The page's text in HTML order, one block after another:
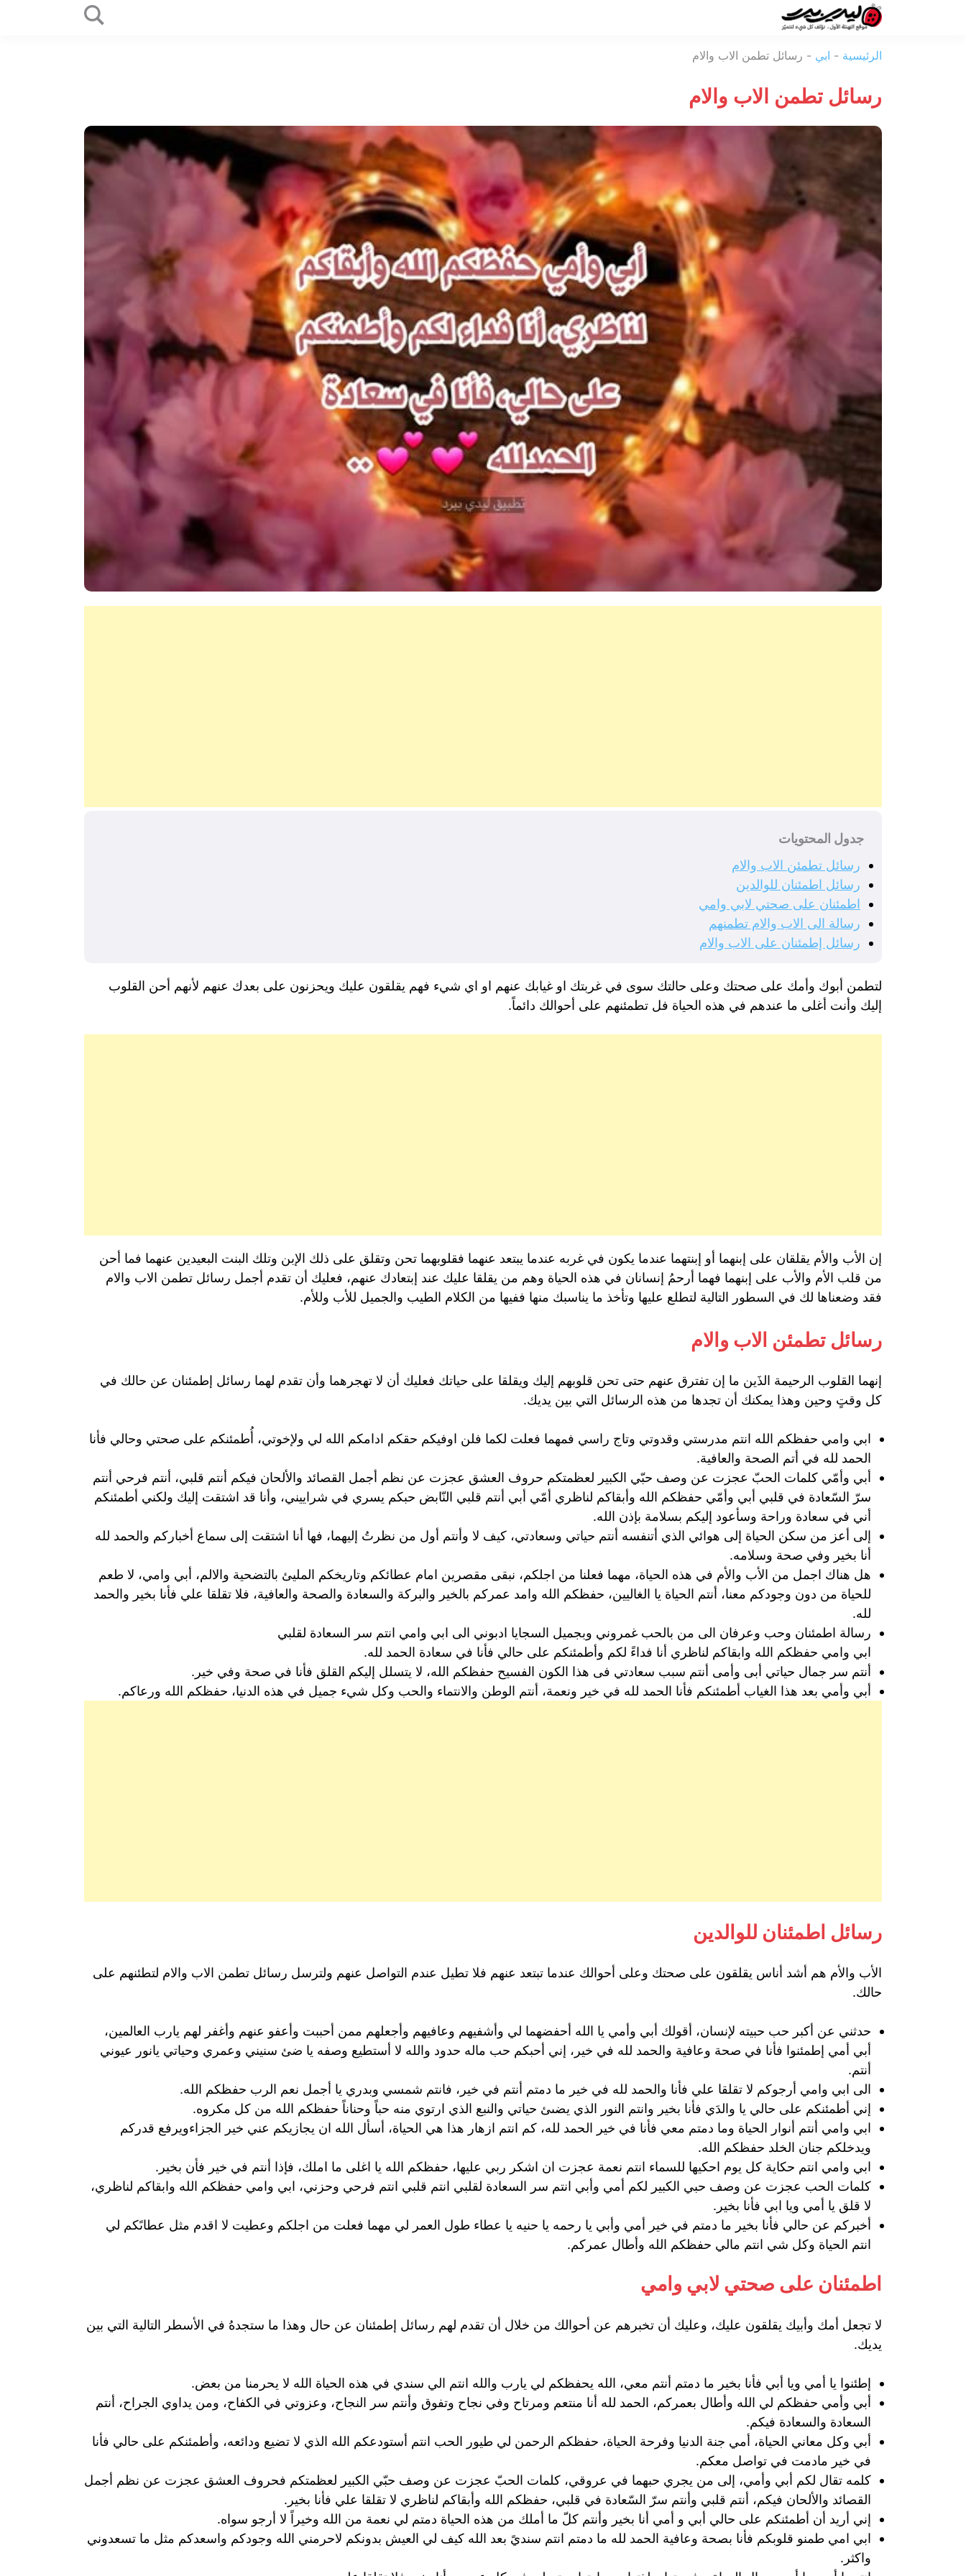
بيرد
الرئيسية - ابي - رسائل تطمن الاب والام
رسائل تطمن الاب والام
جدول المحتويات
رسائل تطمئن الاب والام
رسائل اطمئنان للوالدين
اطمئنان على صحتي لابي وامي
رسالة الى الاب والام تطمنهم
رسائل إطمئنان على الاب والام
لتطمن أبوك وأمك على صحتك وعلى حالتك سوى في غربتك او غيابك عنهم او اي شيء فهم يقلقون عليك ويحزنون على بعدك عنهم لأنهم أحن القلوب
إليك وأنت أغلى ما عندهم في هذه الحياة فل تطمئنهم على أحوالك دائماً.
إن الأب والأم يقلقان على إبنهما أو إبنتهما عندما يكون في غربه عندما يبتعد عنهما فقلوبهما تحن وتقلق على ذلك الإبن وتلك البنت البعيدين عنهما فما أحن
من قلب الأم والأب على إبنهما فهما أرحمُ إنسانان في هذه الحياة وهم من يقلقا عليك عند إبتعادك عنهم، فعليك أن تقدم أجمل رسائل تطمن الاب والام
فقد وضعناها لك في السطور التالية لتطلع عليها وتأخذ ما يناسبك منها ففيها من الكلام الطيب والجميل للأب وللأم.
رسائل تطمئن الاب والام
إنهما القلوب الرحيمة الذَين ما إن تفترق عنهم حتى تحن قلوبهم إليك ويقلقا على حياتك فعليك أن لا تهجرهما وأن تقدم لهما رسائل إطمئنان عن حالك في
كل وقتٍ وحين وهذا يمكنك أن تجدها من هذه الرسائل التي بين يديك.
ابي وامي حفظكم الله انتم مدرستي وقدوتي وتاج راسي فمهما فعلت لكما فلن اوفيكم حقكم ادامكم الله لي ولإخوتي، أُطمئنكم على صحتي وحالي فأنا
الحمد لله في أتم الصحة والعافية.
أبي وأمّي كلمات الحبّ عجزت عن وصف حبّي الكبير لعظمتكم حروف العشق عجزت عن نظم أجمل القصائد والألحان فيكم أنتم قلبي، أنتم فرحي أنتم
سرّ السّعادة في قلبي أبي وأمّي حفظكم الله وأبقاكم لناظري أمّي أبي أنتم قلبي النّابض حبكم يسري في شراييني، وأنا قد اشتقت إليك ولكني أطمئنكم
أني في سعادة وراحة وسأعود إليكم بسلامة بإذن الله.
إلى أعز من سكن الحياة إلى هوائي الذي أتنفسه أنتم حياتي وسعادتي، كيف لا وأنتم أول من نظرتُ إليهما، فها أنا اشتقت إلى سماع أخباركم والحمد لله
أنا بخير وفي صحة وسلامه.
هل هناك اجمل من الأب والأم في هذه الحياة، مهما فعلنا من اجلكم، نبقى مقصرين امام عطائكم وتاريخكم المليئ بالتضحية والالم، أبي وامي، لا طعم
للحياة من دون وجودكم معنا، أنتم الحياة يا الغاليين، حفظكم الله وامد عمركم بالخير والبركة والسعادة والصحة والعافية، فلا تقلقا علي فأنا بخير والحمد
لله.
رسالة اطمئنان وحب وعرفان الى من بالحب غمروني وبجميل السجايا ادبوني الى ابي وامي انتم سر السعادة لقلبي
ابي وامي حفظكم الله وابقاكم لناظري أنا فداءً لكم وأطمئنكم على حالي فأنا في سعادة الحمد لله.
أنتم سر جمال حياتي أبى وأمى أنتم سبب سعادتي فى هذا الكون الفسيح حفظكم الله، لا يتسلل إليكم القلق فأنا في صحة وفي خير.
أبي وأمي بعد هذا الغياب أطمئنكم فأنا الحمد لله في خير ونعمة، أنتم الوطن والانتماء والحب وكل شيء جميل في هذه الدنيا، حفظكم الله ورعاكم.
رسائل اطمئنان للوالدين
الأب والأم هم أشد أناس يقلقون على صحتك وعلى أحوالك عندما تبتعد عنهم فلا تطيل عندم التواصل عنهم ولترسل رسائل تطمن الاب والام لتطئنهم على
حالك.
حدثني عن أكبر حب حبيته لإنسان، أقولك أبي وأمي يا الله أحفضهما لي وأشفيهم وعافيهم وأجعلهم ممن أحببت وأعفو عنهم وأغفر لهم يارب العالمين،
أبي أمي إطمئنوا فأنا في صحة وعافية والحمد لله في خير، إني أحبكم حب ماله حدود والله لا أستطيع وصفه يا ضئ سنيني وعمري وحياتي يانور عيوني
أنتم.
الى ابي وامي أرجوكم لا تقلقا علي فأنا والحمد لله في خير ما دمتم أنتم في خير، فانتم شمسي وبدري يا أجمل نعم الرب حفظكم الله.
إني أطمئنكم على حالي يا والدَي فأنا بخير وانتم النور الذي يضىئ حياتي والنبع الذي ارتوي منه حباً وحناناً حفظكم الله من كل مكروه.
ابي وامي أنتم أنوار الحياة وما دمتم معي فأنا في خير الحمد لله، كم انتم ازهار هذا هي الحياة، أسأل الله ان يجازيكم عني خير الجزاءويرفع قدركم
ويدخلكم جنان الخلد حفظكم الله.
ابي وامي انتم حكاية كل يوم احكيها للسماء انتم نعمة عجزت ان اشكر ربي عليها، حفظكم الله يا اغلى ما املك، فإذا أنتم في خير فأن بخير.
كلمات الحب عجزت عن وصف حبي الكبير لكم أمي وأبي انتم سر السعادة لقلبي انتم قلبي انتم فرحي وحزني، ابي وامي حفظكم الله وابقاكم لناظري،
لا قلق يا أمي ويا ابي فأنا بخير.
أخبركم عن حالي فأنا بخير ما دمتم في خير أمي وأبي يا رحمه يا حنيه يا عطاء طول العمر لي مهما فعلت من اجلكم وعطيت لا اقدم مثل عطاىًكم لي
انتم الحياة وكل شي انتم مالي حفظكم الله وأطال عمركم.
اطمئنان على صحتي لابي وامي
لا تجعل أمك وأبيك يقلقون عليك، وعليك أن تخبرهم عن أحوالك من خلال أن تقدم لهم رسائل إطمئنان عن حال وهذا ما ستجدهُ في الأسطر التالية التي بين
يديك.
إطئنوا يا أمي ويا أبي فأنا بخير ما دمتم أنتم معي، الله يحفظكم لي يارب والله انتم الي سندي في هذه الحياة الله لا يحرمنا من بعض.
أبي وأمي حفظكم لي الله وأطال بعمركم، الحمد لله أنا منتعم ومرتاح وفي نجاح وتفوق وأنتم سر النجاح، وعزوتي في الكفاح، ومن يداوي الجراح، أنتم
السعادة والسعادة فيكم.
أبي وكل معاني الحياة، أمي جنة الدنيا وفرحة الحياة، حفظكم الرحمن لي طيور الحب انتم أستودعكم الله الذي لا تضيع ودائعه، وأطمئنكم على حالي فأنا
في خير مادمت في تواصل معكم.
كلمه تقال لكم أبي وأمي، إلى من يجري حبهما في عروقي، كلمات الحبّ عجزت عن وصف حبّي الكبير لعظمتكم فحروف العشق عجزت عن نظم أجمل
القصائد والألحان فيكم، أنتم قلبي وأنتم سرّ السّعادة في قلبي، حفظكم الله وأبقاكم لناظري لا تقلقا علي فأنا بخير.
إني أريد أن أطمئنكم على حالي أبي و أمي أنا بخير وأنتم كلّ ما أملك من هذه الحياة دمتم لي نعمة من الله وخيراً لا أرجو سواه.
ابي امي طمنو قلوبكم فأنا بصحة وعافية الحمد لله ما دمتم انتم سنديً بعد الله كيف لي العيش بدونكم لاحرمني الله وجودكم واسعدكم مثل ما تسعدوني
واكثر.